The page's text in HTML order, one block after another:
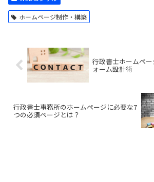
ホームページ制作・構築
行政書士ホームペ
ォーム設計術
行政書士事務所のホームページに必要な7
つの必須ページとは？